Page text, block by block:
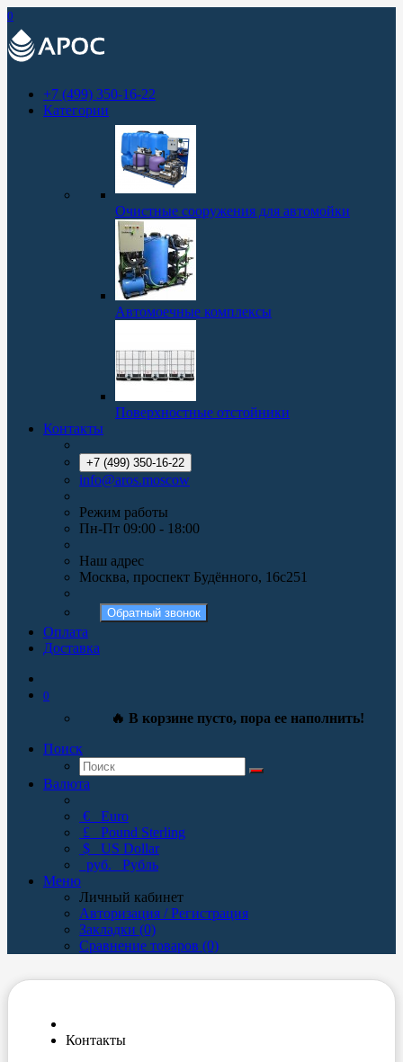
0
+7 (499) 350-16-22
Категории
Очистные сооружения для автомойки
Автомоечные комплексы
Поверхностные отстойники
Контакты
+7 (499) 350-16-22
info@aros.moscow
Режим работы
Пн-Пт 09:00 - 18:00
Наш адрес
Москва, проспект Будённого, 16с251
Обратный звонок
Оплата
Доставка
0
🔥 В корзине пусто, пора ее наполнить!
Поиск
Валюта
€ Euro
£ Pound Sterling
$ US Dollar
руб. Рубль
Меню
Личный кабинет
Авторизация / Регистрация
Закладки (0)
Сравнение товаров (0)
Контакты